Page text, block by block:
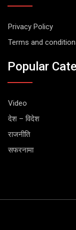
Privacy Policy
Terms and
Popular
Video
देश – विदेश
राजनीति
सफरनामा